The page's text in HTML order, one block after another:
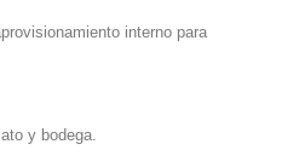
interno para
y bodega.